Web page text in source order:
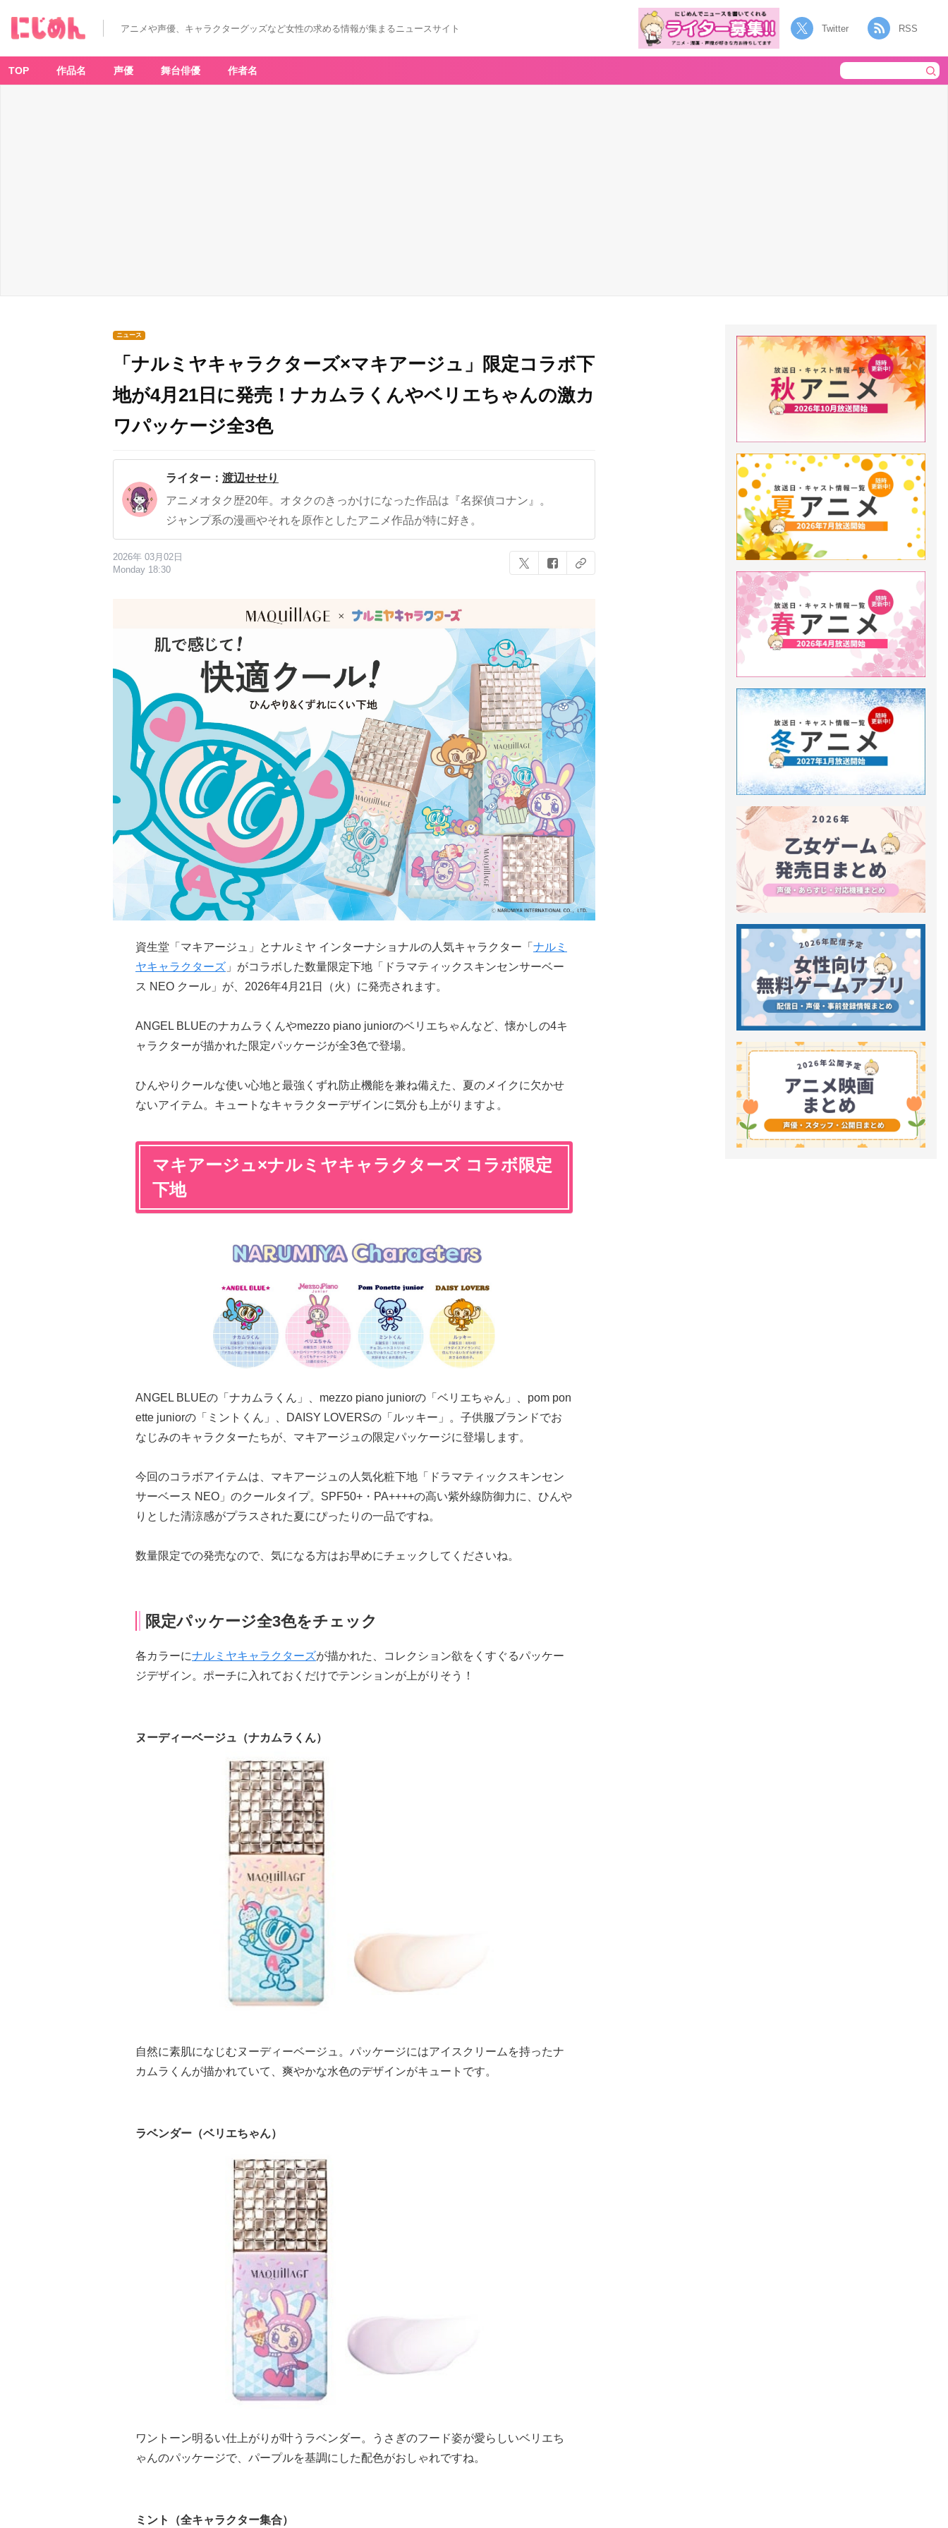
アニメや声優、キャラクターグッズなど女性の求める情報が集まるニュースサイト Twitter RSS
TOP 作品名 声優 舞台俳優 作者名
ニュース
「ナルミヤキャラクターズ×マキアージュ」限定コラボ下
地が4月21日に発売！ナカムラくんやベリエちゃんの激カ
ワパッケージ全3色
ライター： 渡辺せせり
アニメオタク歴20年。オタクのきっかけになった作品は『名探偵コナン』。
ジャンプ系の漫画やそれを原作としたアニメ作品が特に好き。
2026年 03月02日
Monday 18:30
資生堂「マキアージュ」とナルミヤ インターナショナルの人気キャラクター「 ナルミ
ヤキャラクターズ 」がコラボした数量限定下地「ドラマティックスキンセンサーベー
ス NEO クール」が、2026年4月21日（火）に発売されます。
ANGEL BLUEのナカムラくんやmezzo piano juniorのベリエちゃんなど、懐かしの4キ
ャラクターが描かれた限定パッケージが全3色で登場。
ひんやりクールな使い心地と最強くずれ防止機能を兼ね備えた、夏のメイクに欠かせ
ないアイテム。キュートなキャラクターデザインに気分も上がりますよ。
マキアージュ×ナルミヤキャラクターズ コラボ限定
下地
ANGEL BLUEの「ナカムラくん」、mezzo piano juniorの「ベリエちゃん」、pom pon
ette juniorの「ミントくん」、DAISY LOVERSの「ルッキー」。子供服ブランドでお
なじみのキャラクターたちが、マキアージュの限定パッケージに登場します。
今回のコラボアイテムは、マキアージュの人気化粧下地「ドラマティックスキンセン
サーベース NEO」のクールタイプ。SPF50+・PA++++の高い紫外線防御力に、ひんや
りとした清涼感がプラスされた夏にぴったりの一品ですね。
数量限定での発売なので、気になる方はお早めにチェックしてくださいね。
限定パッケージ全3色をチェック
各カラーにナルミヤキャラクターズが描かれた、コレクション欲をくすぐるパッケー
ジデザイン。ポーチに入れておくだけでテンションが上がりそう！
ヌーディーベージュ（ナカムラくん）
自然に素肌になじむヌーディーベージュ。パッケージにはアイスクリームを持ったナ
カムラくんが描かれていて、爽やかな水色のデザインがキュートです。
ラベンダー（ベリエちゃん）
ワントーン明るい仕上がりが叶うラベンダー。うさぎのフード姿が愛らしいベリエち
ゃんのパッケージで、パープルを基調にした配色がおしゃれですね。
ミント（全キャラクター集合）